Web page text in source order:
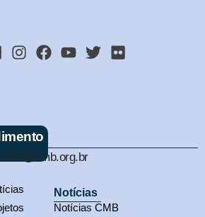
cmb@cmb.org.br
Notícias
Notícias CMB